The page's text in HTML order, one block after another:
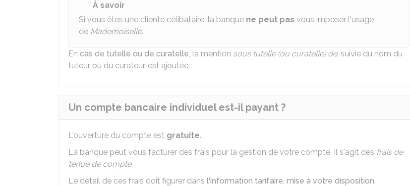
À savoir
Si vous êtes une cliente célibataire, la banque ne peut pas vous imposer l'usage
de Mademoiselle.
En cas de tutelle ou de curatelle, la mention sous tutelle (ou curatelle) de, suivie du nom du
tuteur ou du curateur, est ajoutée.
Un compte bancaire individuel est-il payant ?
L'ouverture du compte est gratuite.
La banque peut vous facturer des frais pour la gestion de votre compte. Il s'agit des frais de
tenue de compte.
Le détail de ces frais doit figurer dans l'information tarifaire, mise à votre disposition.